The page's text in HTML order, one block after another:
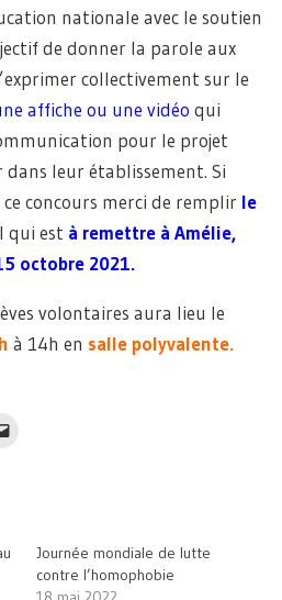
nationale avec le soutien
de donner la parole aux
collectivement sur le
affiche ou une vidéo qui
pour le projet
leur établissement. Si
concours merci de remplir le
qui est à remettre à Amélie,
octobre 2021.
volontaires aura lieu le
à 14h en salle polyvalente.
ami(ouvre
dans
Journée mondiale de lutte
contre l’homophobie